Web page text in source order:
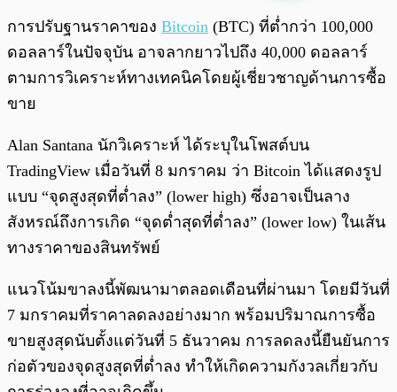
พร้อมเล่น 0:00
การปรับฐานราคาของ Bitcoin (BTC) ที่ต่ำกว่า 100,000
ดอลลาร์ในปัจจุบัน อาจลากยาวไปถึง 40,000 ดอลลาร์
ตามการวิเคราะห์ทางเทคนิคโดยผู้เชี่ยวชาญด้านการซื้อ
ขาย
Alan Santana นักวิเคราะห์ ได้ระบุในโพสต์บน
TradingView เมื่อวันที่ 8 มกราคม ว่า Bitcoin ได้แสดงรูป
แบบ “จุดสูงสุดที่ต่ำลง” (lower high) ซึ่งอาจเป็นลาง
สังหรณ์ถึงการเกิด “จุดต่ำสุดที่ต่ำลง” (lower low) ในเส้น
ทางราคาของสินทรัพย์
แนวโน้มขาลงนี้พัฒนามาตลอดเดือนที่ผ่านมา โดยมีวันที่
7 มกราคมที่ราคาลดลงอย่างมาก พร้อมปริมาณการซื้อ
ขายสูงสุดนับตั้งแต่วันที่ 5 ธันวาคม การลดลงนี้ยืนยันการ
ก่อตัวของจุดสูงสุดที่ต่ำลง ทำให้เกิดความกังวลเกี่ยวกับ